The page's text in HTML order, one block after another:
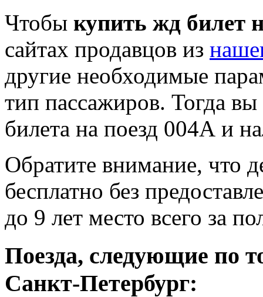
Чтобы купить жд билет
сайтах продавцов из
другие необходимые
тип пассажиров. Тогда
билета на поезд 004А и
Обратите внимание, что
бесплатно без
до 9 лет место всего за
Поезда, следующие по
Санкт-Петербург: